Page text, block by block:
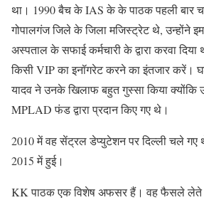
था। 1990 बैच के IAS के के पाठक पहली बार
गोपालगंज जिले के जिला मजिस्ट्रेट थे, उन्होंने
अस्पताल के सफाई कर्मचारी के द्वारा करवा
किसी VIP का इनॉगरेट करने का इंतजार करें।
यादव ने उनके खिलाफ बहुत गुस्सा किया क्योंकि
MPLAD फंड द्वारा प्रदान किए गए थे।
2010 में वह सेंट्रल डेप्युटेशन पर दिल्ली चले गए
2015 में हुई।
KK पाठक एक विशेष अफसर हैं। वह फैसले लेते